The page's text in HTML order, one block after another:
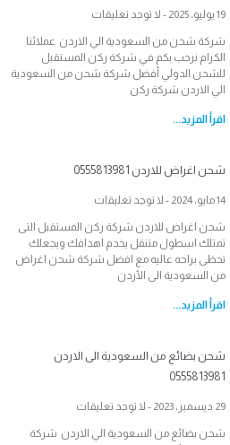
19 يوليو، 2025 لا توجد تعليقات
شركة شحن من السعودية الي الاردن عملائنا
الكرام نرحب بكم في شركة ركن المستقبل
للشحن الدولي أفضل شركة شحن من السعودية
الي الاردن شركة ركن
اقرأ المزيد...
شحن اغراض للاردن 0555813981
14 مايو، 2024 لا توجد تعليقات
شحن اغراض للاردن شركة ركن المستقبل التى
تمتلك اسطول متنقل يخدم اهدافك ويجعلك
تحظى براحه عاليه مع افضل شركة شحن اغراض
من السعودية الى الأردن
اقرأ المزيد...
شحن بضائع من السعودية الى الاردن
0555813981
29 ديسمبر، 2023 لا توجد تعليقات
شحن بضائع من السعودية الي الاردن شركة